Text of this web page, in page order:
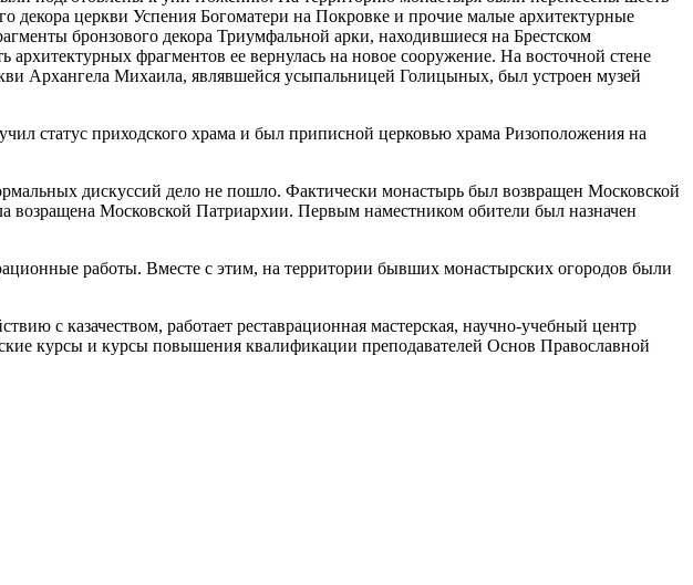
декора церкви Успения Богоматери на Покровке и прочие малые архитектурные
бронзового декора Триумфальной арки, находившиеся на Брестском
фрагментов ее вернулась на новое сооружение. На восточной стене
Архангела Михаила, являвшейся усыпальницей Голицыных, был устроен музей
статус приходского храма и был приписной церковью храма Ризоположения на
дискуссий дело не пошло. Фактически монастырь был возвращен Московской
возращена Московской Патриархии. Первым наместником обители был назначен
работы. Вместе с этим, на территории бывших монастырских огородов были
с казачеством, работает реставрационная мастерская, научно-учебный центр
курсы и курсы повышения квалификации преподавателей Основ Православной